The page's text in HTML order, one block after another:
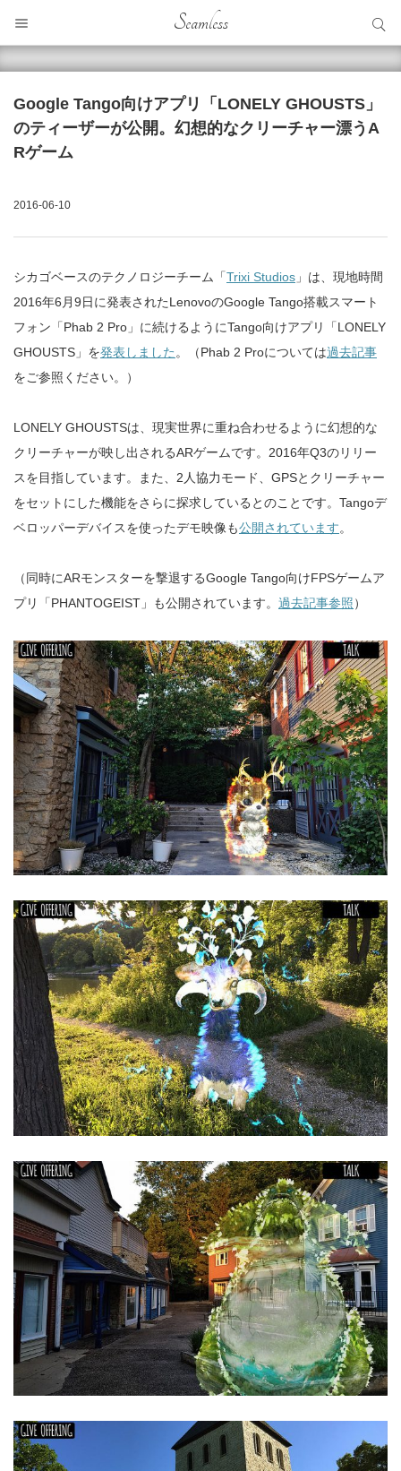
Seamless
Google Tango向けアプリ「LONELY GHOUSTS」
のティーザーが公開。幻想的なクリーチャー漂うA
Rゲーム
2016-06-10
シカゴベースのテクノロジーチーム「Trixi Studios 」は、現地時間
2016年6月9日に発表されたLenovoのGoogle Tango搭載スマート
フォン「Phab 2 Pro」に続けるようにTango向けアプリ「LONELY
GHOUSTS」を発表しました 。（Phab 2 Proについては過去記事
をご参照ください。）
LONELY GHOUSTSは、現実世界に重ね合わせるように幻想的な
クリーチャーが映し出されるARゲームです。2016年Q3のリリー
スを目指しています。また、2人協力モード、GPSとクリーチャー
をセットにした機能をさらに探求しているとのことです。Tangoデ
ベロッパーデバイスを使ったデモ映像も公開されています。
（同時にARモンスターを撃退するGoogle Tango向けFPSゲームア
プリ「PHANTOGEIST」も公開されています。 過去記事参照）
サイト内検索